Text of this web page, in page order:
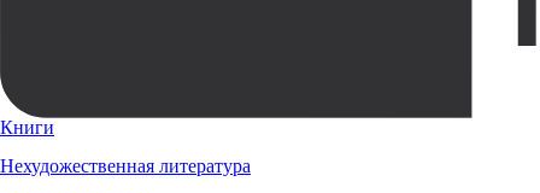
Книги
Нехудожественная литература